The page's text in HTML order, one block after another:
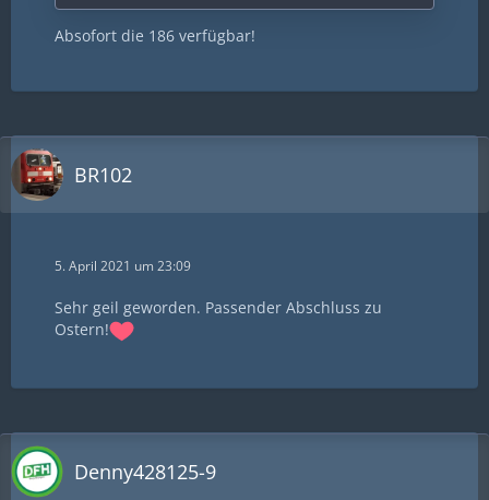
Hallo ihr lieben
Unser erstes Repaint verlässt unsere Repaint
diesem Download erhaltet Ihr die BR186 von K-
Absofort die 186 verfügbar!
BR102
5. April 2021 um 23:09
Sehr geil geworden. Passender Abschluss zu
Ostern!
Denny428125-9